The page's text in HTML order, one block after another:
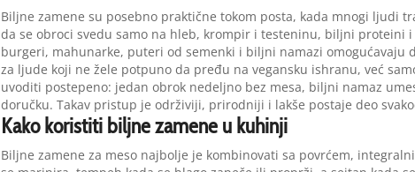
Biljne zamene su posebno praktične tokom posta, kada mnogi ljudi
da se obroci svedu samo na hleb, krompir i testeninu, biljni
burgeri, mahunarke, puteri od semenki i biljni namazi
za ljude koji ne žele potpuno da pređu na vegansku ishranu, već
uvoditi postepeno: jedan obrok nedeljno bez mesa, biljni namaz
doručku. Takav pristup je održiviji, prirodniji i lakše postaje deo
Kako koristiti biljne zamene u kuhinji
Biljne zamene za meso najbolje je kombinovati sa povrćem,